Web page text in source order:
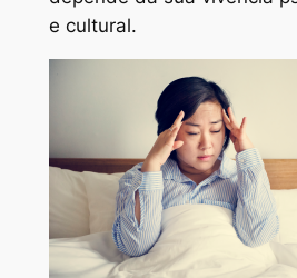
e cultural.